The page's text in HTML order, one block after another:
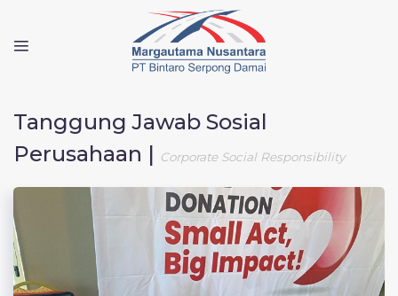
Tanggung Jawab Sosial
Perusahaan |
Corporate Social Responsibility